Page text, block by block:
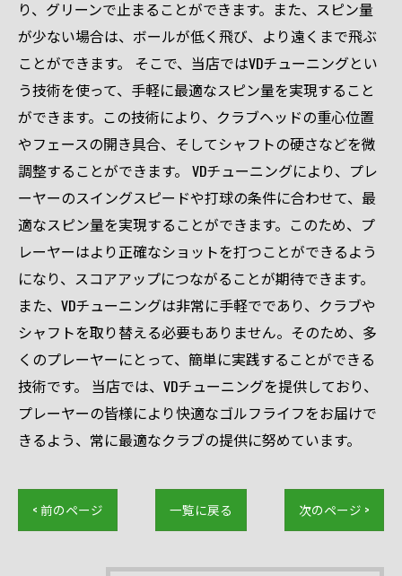
り、グリーンで止まることができます。また、スピン量
が少ない場合は、ボールが低く飛び、より遠くまで飛ぶ
ことができます。 そこで、当店ではVDチューニングとい
う技術を使って、手軽に最適なスピン量を実現すること
ができます。この技術により、クラブヘッドの重心位置
やフェースの開き具合、そしてシャフトの硬さなどを微
調整することができます。 VDチューニングにより、プレ
ーヤーのスイングスピードや打球の条件に合わせて、最
適なスピン量を実現することができます。このため、プ
レーヤーはより正確なショットを打つことができるよう
になり、スコアアップにつながることが期待できます。
また、VDチューニングは非常に手軽でであり、クラブや
シャフトを取り替える必要もありません。そのため、多
くのプレーヤーにとって、簡単に実践することができる
技術です。 当店では、VDチューニングを提供しており、
プレーヤーの皆様により快適なゴルフライフをお届けで
きるよう、常に最適なクラブの提供に努めています。
< 前のページ 一覧に戻る 次のページ >